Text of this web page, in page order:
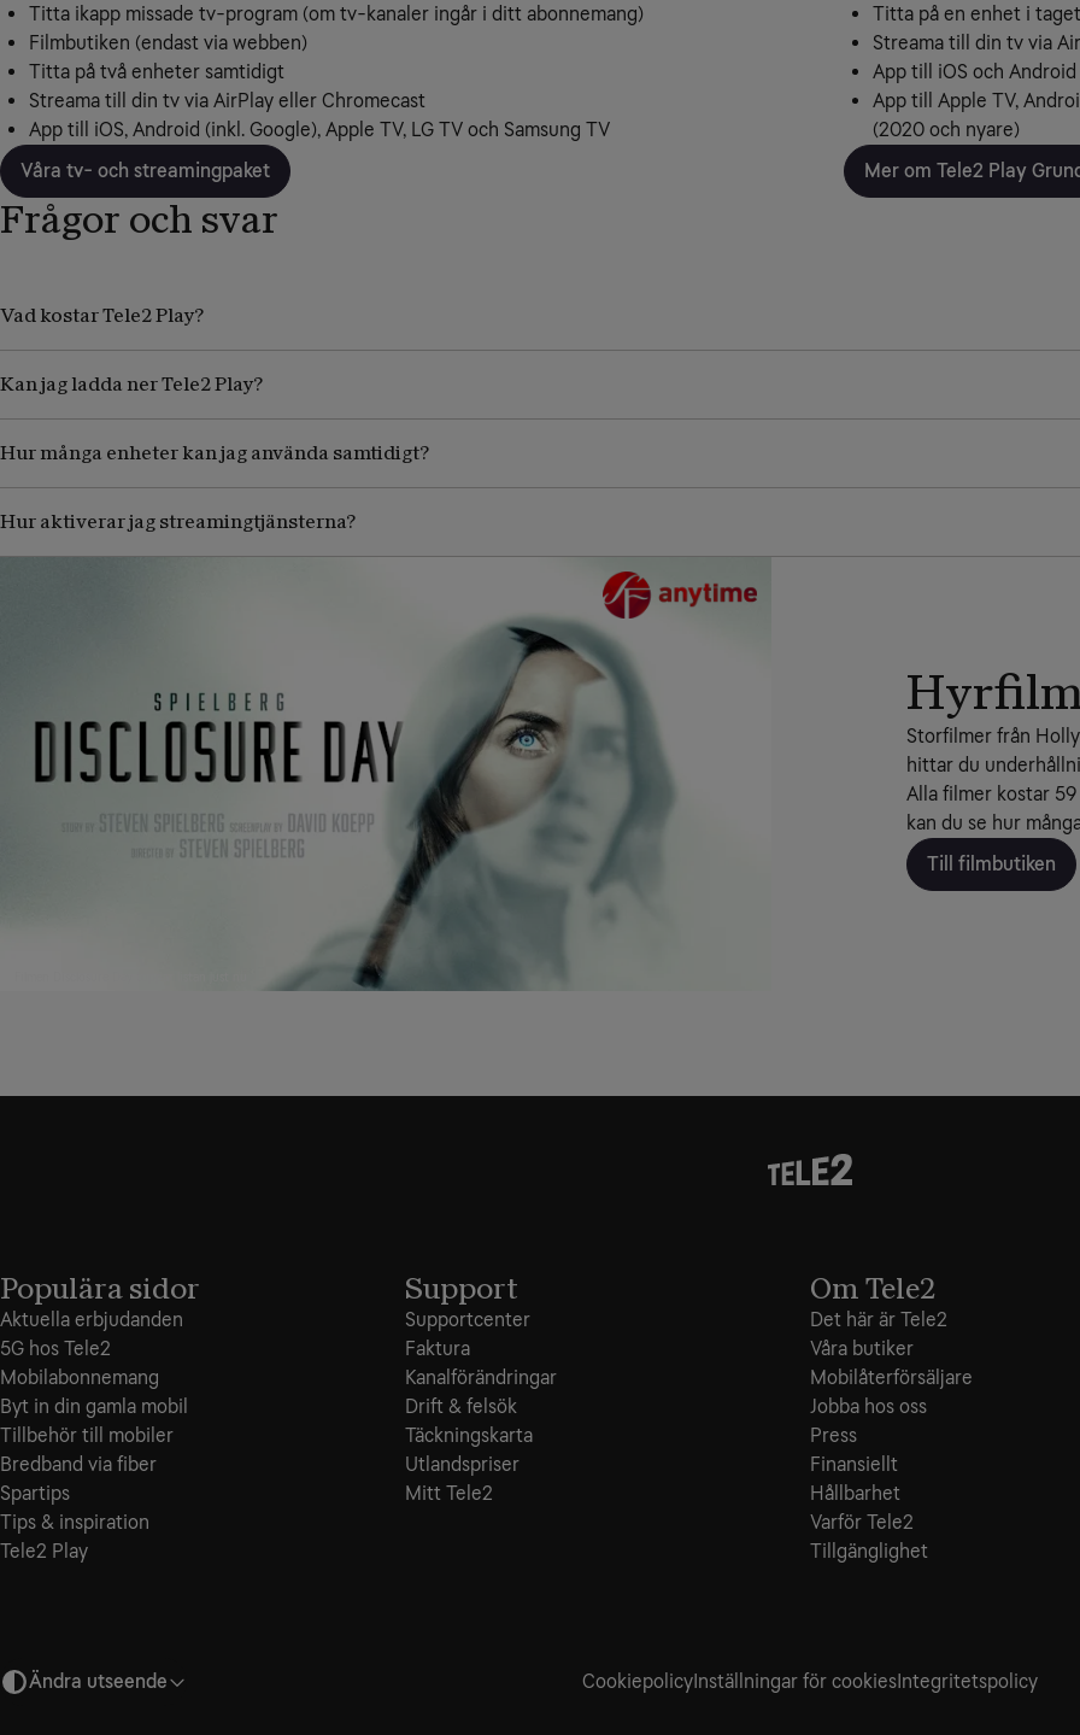
Titta ikapp missade tv-program (om tv-kanaler ingår i ditt abonnemang)
Filmbutiken (endast via webben)
Titta på två enheter samtidigt
Streama till din tv via AirPlay eller Chromecast
App till iOS, Android (inkl. Google), Apple TV, LG TV och Samsung TV
Våra tv- och streamingpaket
Titta på en enhet i taget
Streama till din tv via
App till iOS och Android
App till Apple TV,
(2020 och nyare)
Mer om Tele2 Play
Frågor och svar
Vad kostar Tele2 Play?
Kan jag ladda ner Tele2 Play?
Hur många enheter kan jag använda samtidigt?
Hur aktiverar jag streamingtjänsterna?
Storfilmer från
hittar du
Alla filmer kostar
kan du se hur
Till filmbutiken
Populära sidor
Aktuella erbjudanden
5G hos Tele2
Mobilabonnemang
Byt in din gamla mobil
Tillbehör till mobiler
Bredband via fiber
Spartips
Tips & inspiration
Tele2 Play
Support
Supportcenter
Faktura
Kanalförändringar
Drift & felsök
Täckningskarta
Utlandspriser
Mitt Tele2
Om Tele2
Det här är Tele2
Våra butiker
Mobilåterförsäljare
Jobba hos oss
Press
Finansiellt
Hållbarhet
Varför Tele2
Tillgänglighet
Ändra utseende CookiepolicyInställningar för cookiesIntegritets­policy